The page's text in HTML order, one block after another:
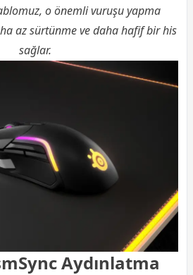
o önemli vuruşu yapma
az sürtünme ve daha hafif bir his
sağlar.
Aydınlatma